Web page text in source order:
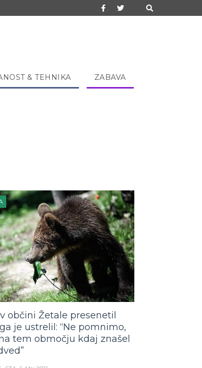
& TEHNIKA ZABAVA
občini Žetale presenetil
je ustrelil: “Ne pomnimo,
tem območju kdaj znašel